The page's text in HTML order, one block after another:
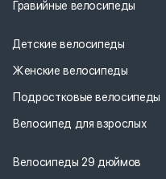
Гравийные велосипеды
Детские велосипеды
Женские велосипеды
Подростковые велосипеды
Велосипед для взрослых
Велосипеды 29 дюймов